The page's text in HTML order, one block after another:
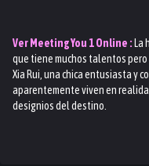
VerMeeting You 1Online : La
que tiene muchos talentos pero
Xia Rui, una chica entusiasta y
aparentemente viven en
designios del destino.